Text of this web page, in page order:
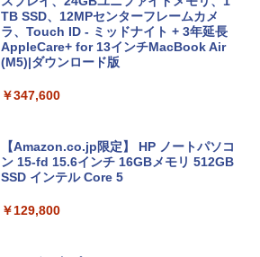
TB SSD、12MPセンターフレームカメ
ラ、Touch ID - ミッドナイト + 3年延長
AppleCare+ for 13インチMacBook Air
(M5)|ダウンロード版
￥347,600
【Amazon.co.jp限定】 HP ノートパソコ
ン 15-fd 15.6インチ 16GBメモリ 512GB
SSD インテル Core 5
￥129,800